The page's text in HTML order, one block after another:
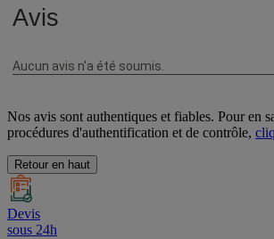
Nos avis sont authentiques et fiables. Pour en
procédures d'authentification et de contrôle,
Retour en haut
Devis
sous 24h